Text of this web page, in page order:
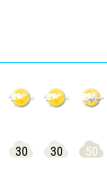
30 30 50